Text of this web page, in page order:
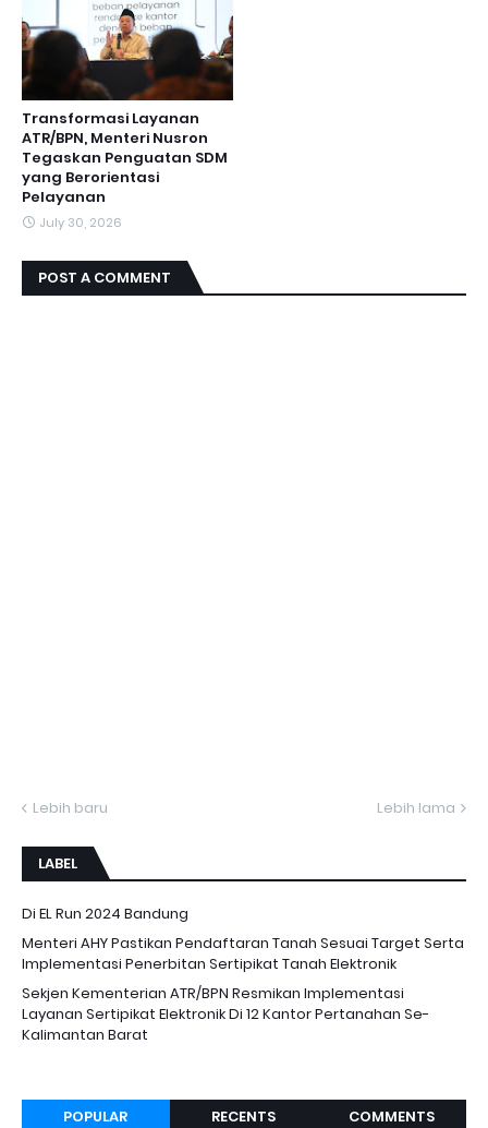
Transformasi Layanan
ATR/BPN, Menteri Nusron
Tegaskan Penguatan SDM
yang Berorientasi
Pelayanan
July 30, 2026
POST A COMMENT
Lebih baru Lebih lama
LABEL
Di EL Run 2024 Bandung
Menteri AHY Pastikan Pendaftaran Tanah Sesuai Target Serta
Implementasi Penerbitan Sertipikat Tanah Elektronik
Sekjen Kementerian ATR/BPN Resmikan Implementasi
Layanan Sertipikat Elektronik Di 12 Kantor Pertanahan Se-
Kalimantan Barat
POPULAR RECENTS COMMENTS